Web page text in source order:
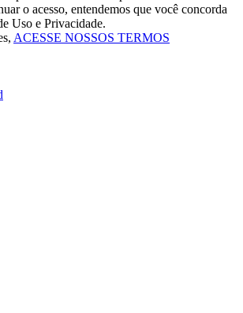
o acesso, entendemos que você concorda
Uso e Privacidade.
ACESSE NOSSOS TERMOS